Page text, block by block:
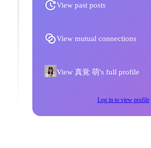
View past posts
View mutual connections
View 真覚 萌's full profile
Log in to view profile